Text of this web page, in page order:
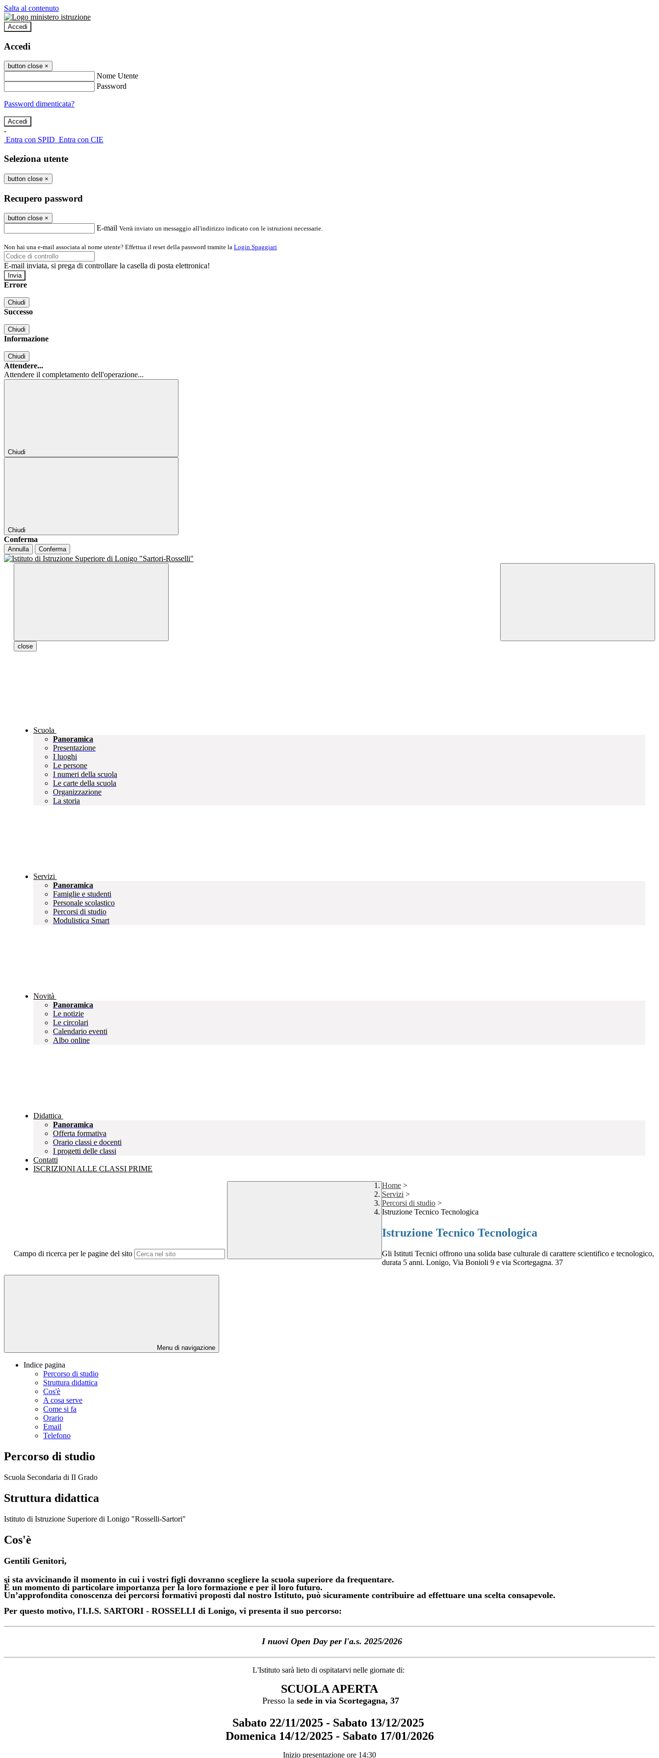
Salta al contenuto
Accedi
Accedi
button close ×
Nome Utente
Password
Password dimenticata?
-
Entra con SPID Entra con CIE
Seleziona utente
button close ×
Recupero password
button close ×
E-mail Verrà inviato un messaggio all'indirizzo indicato con le istruzioni necessarie.
Non hai una e-mail associata al nome utente? Effettua il reset della password tramite la Login Spaggiari
E-mail inviata, si prega di controllare la casella di posta elettronica!
Errore
Chiudi
Successo
Chiudi
Informazione
Chiudi
Attendere...
Attendere il completamento dell'operazione...
Chiudi
Chiudi
Conferma
Annulla Conferma
close
Scuola
Panoramica
Presentazione
I luoghi
Le persone
I numeri della scuola
Le carte della scuola
Organizzazione
La storia
Servizi
Panoramica
Famiglie e studenti
Personale scolastico
Percorsi di studio
Modulistica Smart
Novità
Panoramica
Le notizie
Le circolari
Calendario eventi
Albo online
Didattica
Panoramica
Offerta formativa
Orario classi e docenti
I progetti delle classi
Contatti
ISCRIZIONI ALLE CLASSI PRIME
Campo di ricerca per le pagine del sito
Home >
Servizi >
Percorsi di studio >
Istruzione Tecnico Tecnologica
Istruzione Tecnico Tecnologica
Gli Istituti Tecnici offrono una solida base culturale di carattere scientifico e tecnologico,
durata 5 anni. Lonigo, Via Bonioli 9 e via Scortegagna. 37
Menu di navigazione
Indice pagina
Percorso di studio
Struttura didattica
Cos'è
A cosa serve
Come si fa
Orario
Email
Telefono
Percorso di studio
Scuola Secondaria di II Grado
Struttura didattica
Istituto di Istruzione Superiore di Lonigo "Rosselli-Sartori"
Cos'è
Gentili Genitori,
si sta avvicinando il momento in cui i vostri figli dovranno scegliere la scuola superiore da frequentare.
È un momento di particolare importanza per la loro formazione e per il loro futuro.
Un’approfondita conoscenza dei percorsi formativi proposti dal nostro Istituto, può sicuramente contribuire ad effettuare una scelta consapevole.
Per questo motivo, l'I.I.S. SARTORI - ROSSELLI di Lonigo, vi presenta il suo percorso:
I nuovi Open Day per l'a.s. 2025/2026
L'Istituto sarà lieto di ospitatarvi nelle giornate di:
SCUOLA APERTA
Presso la sede in via Scortegagna, 37
Sabato 22/11/2025 - Sabato 13/12/2025
Domenica 14/12/2025 - Sabato 17/01/2026
Inizio presentazione ore 14:30